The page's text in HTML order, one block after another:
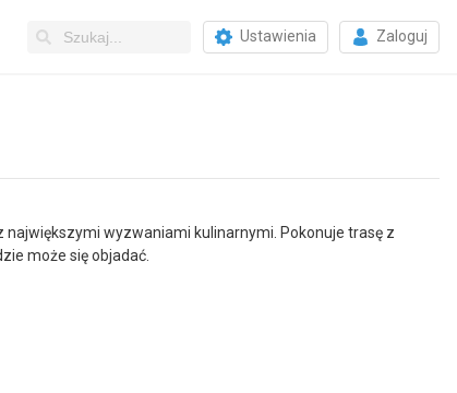
Ustawienia Zaloguj
wyzwaniami kulinarnymi. Pokonuje trasę z
może się objadać.